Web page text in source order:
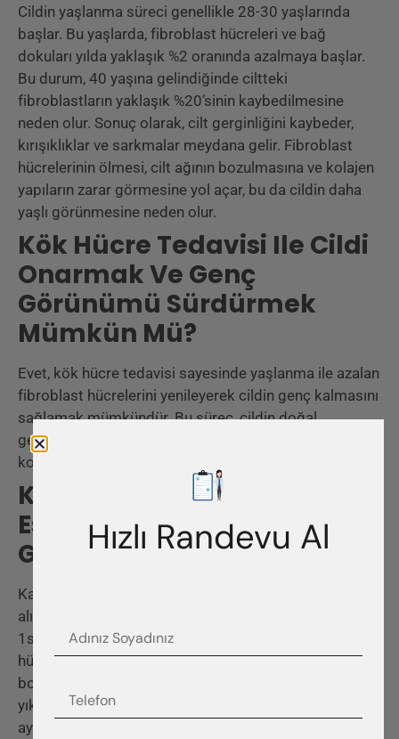
Cildin yaşlanma süreci genellikle 28-30 yaşlarında
başlar. Bu yaşlarda, fibroblast hücreleri ve bağ
dokuları yılda yaklaşık %2 oranında azalmaya başlar.
Bu durum, 40 yaşına gelindiğinde ciltteki
fibroblastların yaklaşık %20’sinin kaybedilmesine
neden olur. Sonuç olarak, cilt gerginliğini kaybeder,
kırışıklıklar ve sarkmalar meydana gelir. Fibroblast
hücrelerinin ölmesi, cilt ağının bozulmasına ve kolajen
yapıların zarar görmesine yol açar, bu da cildin daha
yaşlı görünmesine neden olur.
Kök Hücre Tedavisi Ile Cildi
Onarmak Ve Genç
Görünümü Sürdürmek
Mümkün Mü?
Evet, kök hücre tedavisi sayesinde yaşlanma ile azalan
fibroblast hücrelerini yenileyerek cildin genç kalmasını
sağlamak mümkündür. Bu süreç, cildin doğal
gençliğini ve tazeliğini geri kazanmasına ve uzun süre
korumasına olanak tanır.
Kök Hücre Tedavisi Ile
Estetik Amaçlı Cilt
Gençleştirme Nasıl Yapılır?
Karın cilt altı bölgeden özel liposuction tekniği ile
alınan yağlar yine özel işlemden geçirilerek (45dk-
1saat süren) kök hücre elde edilir. Elde edilen kök
hücre ince iğnelerle cilt altına enjekte edilir. 24 saat
boyunca hastanın kök hücre uygulanan bölgeyi
yıkamaması önerilir. Kök hücrenin etkinliği yaklaşık 3
ay sonra görülmekle birlikte bazı kişilerde 45. Günden
Hızlı Randevu Al